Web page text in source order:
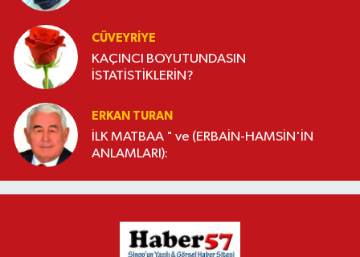
CÜVEYRIYE
KAÇINCI BOYUTUNDASIN
İSTATİSTİKLERİN?
ERKAN TURAN
İLK MATBAA " ve (ERBAİN-HAMSİN'İN
ANLAMLARI):